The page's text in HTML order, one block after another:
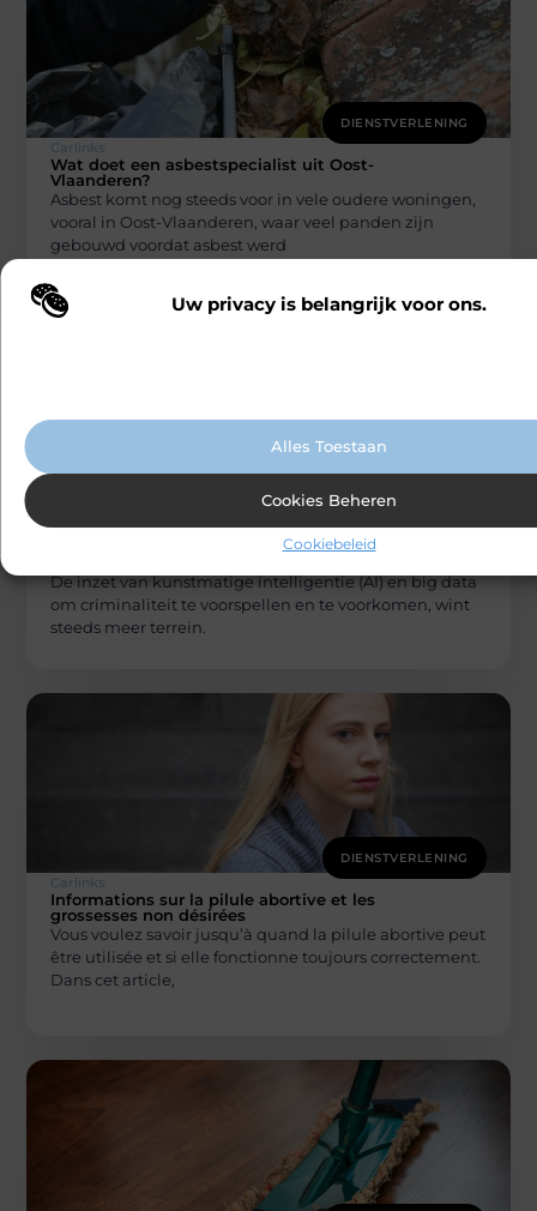
Uw privacy is belangrijk voor ons.
Wij maken gebruik van cookies en vergelijkbare technologieën om te
Alles Toestaan
Cookies Beheren
Cookiebeleid
DIENSTVERLENING
Carlinks
Wat doet een asbestspecialist uit Oost-
Vlaanderen?
Asbest komt nog steeds voor in vele oudere woningen,
vooral in Oost-Vlaanderen, waar veel panden zijn
gebouwd voordat asbest werd
Hoe een advocaat strafrecht in Antwerpen
u kan helpen bij de opkomst van AI in
De inzet van kunstmatige intelligentie (AI) en big data
om criminaliteit te voorspellen en te voorkomen, wint
steeds meer terrein.
DIENSTVERLENING
Carlinks
Informations sur la pilule abortive et les
grossesses non désirées
Vous voulez savoir jusqu’à quand la pilule abortive peut
être utilisée et si elle fonctionne toujours correctement.
Dans cet article,